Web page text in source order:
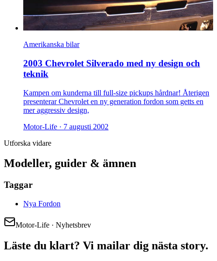
Amerikanska bilar
2003 Chevrolet Silverado med ny design och
teknik
Kampen om kunderna till full-size pickups hårdnar! Återigen
presenterar Chevrolet en ny generation fordon som getts en
mer aggressiv design,
Motor-Life · 7 augusti 2002
Utforska vidare
Modeller, guider & ämnen
Taggar
Nya Fordon
Motor-Life · Nyhetsbrev
Läste du klart? Vi mailar dig nästa story.